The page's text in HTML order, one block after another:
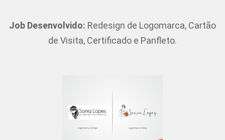
Job Desenvolvido: Redesign de Logomarca, Cartão
de Visita, Certificado e Panfleto.